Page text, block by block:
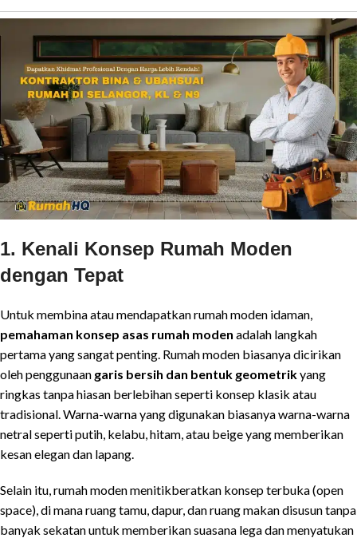
1. Kenali Konsep Rumah Moden
dengan Tepat
Untuk membina atau mendapatkan rumah moden idaman,
pemahaman konsep asas rumah moden adalah langkah
pertama yang sangat penting. Rumah moden biasanya dicirikan
oleh penggunaan garis bersih dan bentuk geometrikyang
ringkas tanpa hiasan berlebihan seperti konsep klasik atau
tradisional. Warna-warna yang digunakan biasanya warna-warna
netral seperti putih, kelabu, hitam, atau beige yang memberikan
kesan elegan dan lapang.
Selain itu, rumah moden menitikberatkan konsep terbuka (open
space), di mana ruang tamu, dapur, dan ruang makan disusun tanpa
banyak sekatan untuk memberikan suasana lega dan menyatukan